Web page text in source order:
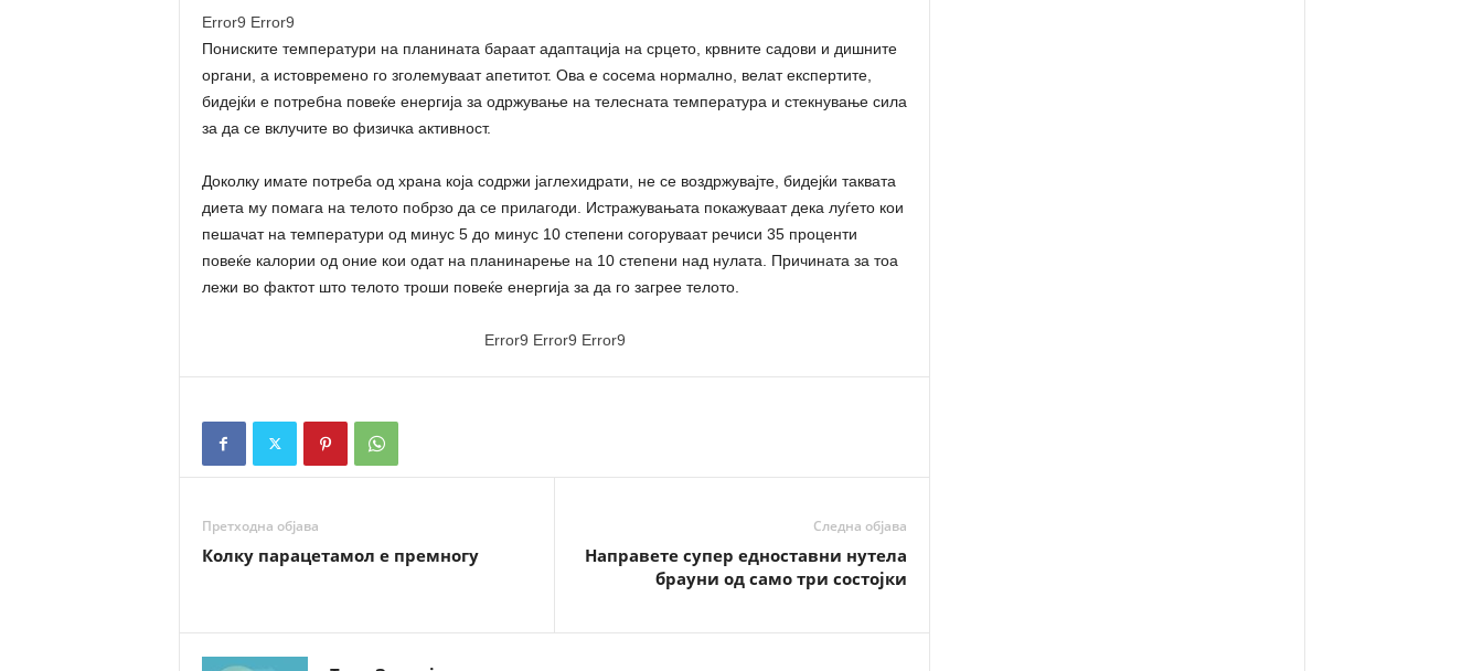
Error9 Error9
Пониските температури на планината бараат адаптација на срцето, крвните садови и дишните
органи, а истовремено го зголемуваат апетитот. Ова е сосема нормално, велат експертите,
бидејќи е потребна повеќе енергија за одржување на телесната температура и стекнување сила
за да се вклучите во физичка активност.
Доколку имате потреба од храна која содржи јаглехидрати, не се воздржувајте, бидејќи таквата
диета му помага на телото побрзо да се прилагоди. Истражувањата покажуваат дека луѓето кои
пешачат на температури од минус 5 до минус 10 степени согоруваат речиси 35 проценти
повеќе калории од оние кои одат на планинарење на 10 степени над нулата. Причината за тоа
лежи во фактот што телото троши повеќе енергија за да го загрее телото.
Error9 Error9 Error9
Претходна објава
Колку парацетамол е премногу
Следна објава
Направете супер едноставни нутела
брауни од само три состојки